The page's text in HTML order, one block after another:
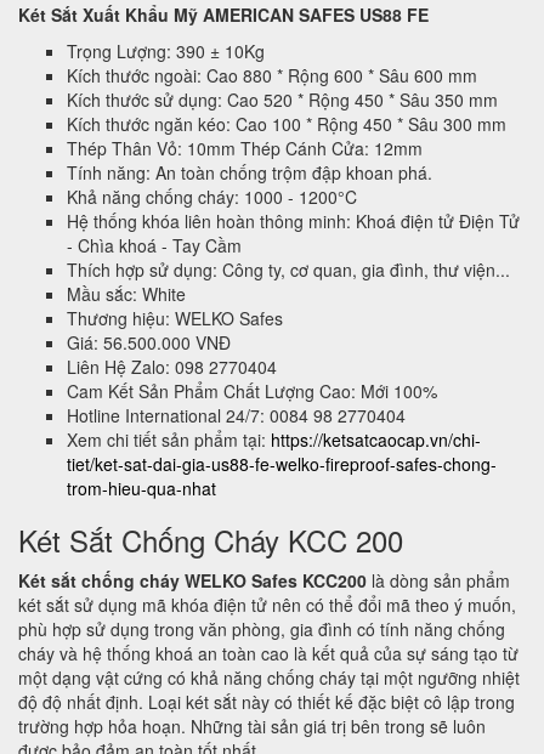
Két Sắt Xuất Khẩu Mỹ AMERICAN SAFES US88 FE
Trọng Lượng: 390 ± 10Kg
Kích thước ngoài: Cao 880 * Rộng 600 * Sâu 600 mm
Kích thước sử dụng: Cao 520 * Rộng 450 * Sâu 350 mm
Kích thước ngăn kéo: Cao 100 * Rộng 450 * Sâu 300 mm
Thép Thân Vỏ: 10mm Thép Cánh Cửa: 12mm
Tính năng: An toàn chống trộm đập khoan phá.
Khả năng chống cháy: 1000 - 1200°C
Hệ thống khóa liên hoàn thông minh: Khoá điện tử Điện Tử
- Chìa khoá - Tay Cầm
Thích hợp sử dụng: Công ty, cơ quan, gia đình, thư viện...
Mầu sắc: White
Thương hiệu: WELKO Safes
Giá: 56.500.000 VNĐ
Liên Hệ Zalo: 098 2770404
Cam Kết Sản Phẩm Chất Lượng Cao: Mới 100%
Hotline International 24/7: 0084 98 2770404
Xem chi tiết sản phẩm tại: https://ketsatcaocap.vn/chi-
tiet/ket-sat-dai-gia-us88-fe-welko-fireproof-safes-chong-
trom-hieu-qua-nhat
Két Sắt Chống Cháy KCC 200
Két sắt chống cháy WELKO Safes KCC200 là dòng sản phẩm
két sắt sử dụng mã khóa điện tử nên có thể đổi mã theo ý muốn,
phù hợp sử dụng trong văn phòng, gia đình có tính năng chống
cháy và hệ thống khoá an toàn cao là kết quả của sự sáng tạo từ
một dạng vật cứng có khả năng chống cháy tại một ngưỡng nhiệt
độ độ nhất định. Loại két sắt này có thiết kế đặc biệt cô lập trong
trường hợp hỏa hoạn. Những tài sản giá trị bên trong sẽ luôn